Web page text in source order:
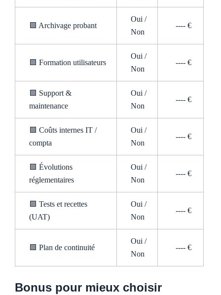
🟩 Archivage probant
Oui /
Non
---- €
🟩 Formation utilisateurs
Oui /
Non
---- €
🟩 Support &
maintenance
Oui /
Non
---- €
🟩 Coûts internes IT /
compta
Oui /
Non
---- €
🟩 Évolutions
réglementaires
Oui /
Non
---- €
🟩 Tests et recettes
(UAT)
Oui /
Non
---- €
🟩 Plan de continuité
Oui /
Non
---- €
Bonus pour mieux choisir